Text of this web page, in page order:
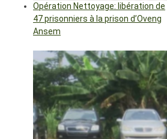
Opération Nettoyage: libération de
47 prisonniers à la prison d’Oveng
Ansem